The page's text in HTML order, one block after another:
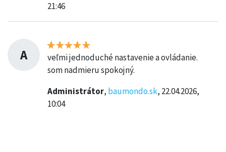
21:46
A
veľmi jednoduché nastavenie a ovládanie.
som nadmieru spokojný.
Administrátor, baumondo.sk, 22.04.2026,
10:04